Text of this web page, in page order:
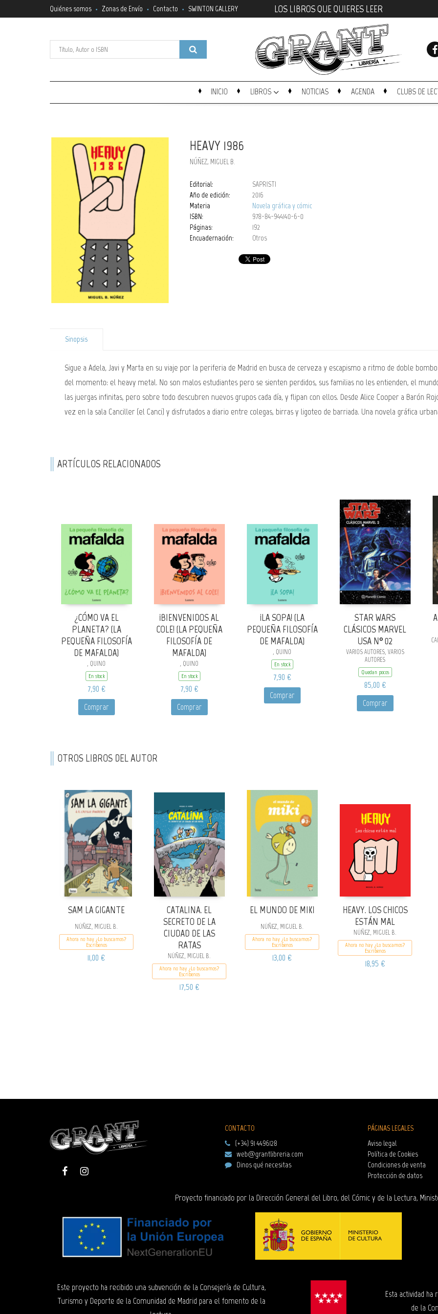
Quiénes somos Zonas de Envío Contacto SWINTON GALLERY LOS LIBROS QUE QUIERES LEER
INICIO LIBROS NOTICIAS AGENDA CLUBS DE
HEAVY 1986
NÚÑEZ, MIGUEL B.
Editorial:
SAPRISTI
Año de edición:
2016
Materia
Novela gráfica y cómic
ISBN:
978-84-944140-6-0
Páginas:
192
Encuadernación:
Otros
Sinopsis
Sigue a Adela, Javi y Marta en su viaje por la periferia de Madrid en busca de cerveza y escapismo a ritmo de doble
del momento: el heavy metal. No son malos estudiantes pero se sienten perdidos, sus familias no les entienden, el
las juergas infinitas, pero sobre todo descubren nuevos grupos cada día, y flipan con ellos. Desde Alice Cooper a Barón
vez en la sala Canciller (el Canci) y disfrutados a diario entre colegas, birras y ligoteo de barriada. Una novela gráfica
ARTÍCULOS RELACIONADOS
¿CÓMO VA EL
PLANETA? (LA
PEQUEÑA FILOSOFÍA
DE MAFALDA)
, QUINO
En stock
7,90 €
Comprar
¡BIENVENIDOS AL
COLE! (LA PEQUEÑA
FILOSOFÍA DE
MAFALDA)
, QUINO
En stock
7,90 €
Comprar
¡LA SOPA! (LA
PEQUEÑA FILOSOFÍA
DE MAFALDA)
, QUINO
En stock
7,90 €
Comprar
STAR WARS
CLÁSICOS MARVEL
USA Nº 02
VARIOS AUTORES, VARIOS
AUTORES
Quedan pocos
85,00 €
Comprar
OTROS LIBROS DEL AUTOR
SAM LA GIGANTE
NÚÑEZ, MIGUEL B.
Ahora no hay ¿Lo buscamos?
Escribenos
11,00 €
CATALINA. EL
SECRETO DE LA
CIUDAD DE LAS
RATAS
NÚÑEZ, MIGUEL B.
Ahora no hay ¿Lo buscamos?
Escribenos
17,50 €
EL MUNDO DE MIKI
NÚÑEZ, MIGUEL B.
Ahora no hay ¿Lo buscamos?
Escribenos
13,00 €
HEAVY. LOS CHICOS
ESTÁN MAL
NÚÑEZ, MIGUEL B.
Ahora no hay ¿Lo buscamos?
Escribenos
18,95 €
CONTACTO
(+34) 91 4496128
web@grantlibreria.com
Dinos qué necesitas
PÁGINAS LEGALES
Aviso legal
Política de Cookies
Condiciones de venta
Protección de datos
Proyecto financiado por la Dirección General del Libro, del Cómic y de la Lectura,
Este proyecto ha recibido una subvención de la Consejería de Cultura,
Turismo y Deporte de la Comunidad de Madrid para el fomento de la
Esta actividad
de la